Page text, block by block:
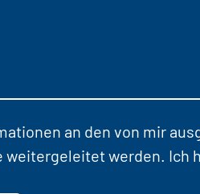
an den von mir
werden. Ich